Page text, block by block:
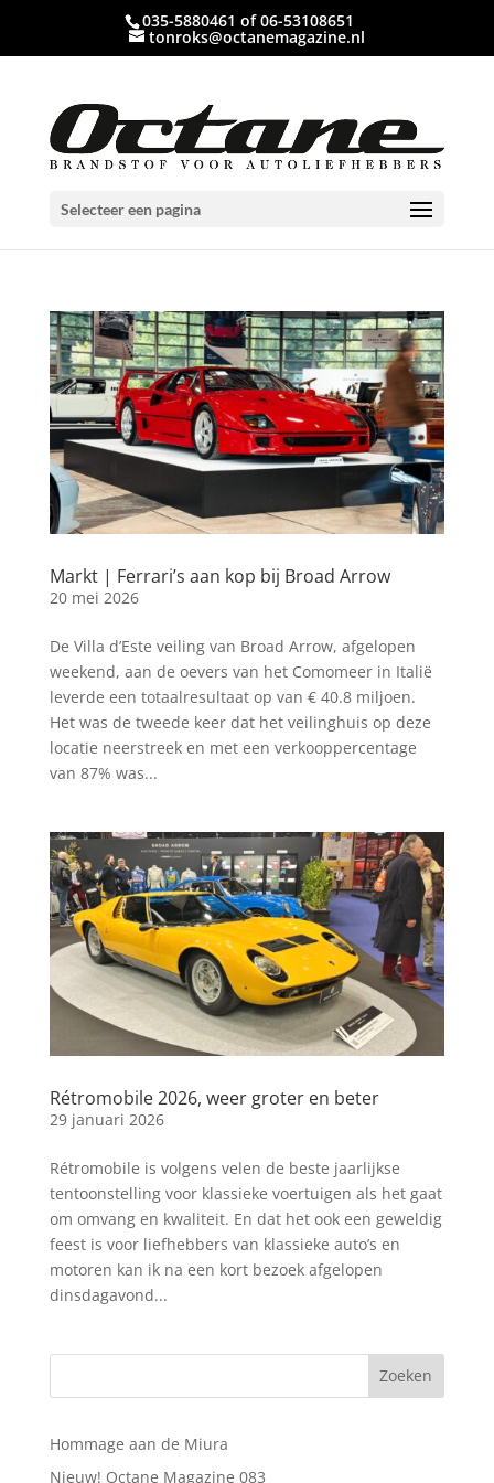
035-5880461 of 06-53108651
tonroks@octanemagazine.nl
Selecteer een pagina
Markt | Ferrari’s aan kop bij Broad Arrow
20 mei 2026
De Villa d’Este veiling van Broad Arrow, afgelopen
weekend, aan de oevers van het Comomeer in Italië
leverde een totaalresultaat op van € 40.8 miljoen.
Het was de tweede keer dat het veilinghuis op deze
locatie neerstreek en met een verkooppercentage
van 87% was...
Rétromobile 2026, weer groter en beter
29 januari 2026
Rétromobile is volgens velen de beste jaarlijkse
tentoonstelling voor klassieke voertuigen als het gaat
om omvang en kwaliteit. En dat het ook een geweldig
feest is voor liefhebbers van klassieke auto’s en
motoren kan ik na een kort bezoek afgelopen
dinsdagavond...
Hommage aan de Miura
Nieuw! Octane Magazine 083